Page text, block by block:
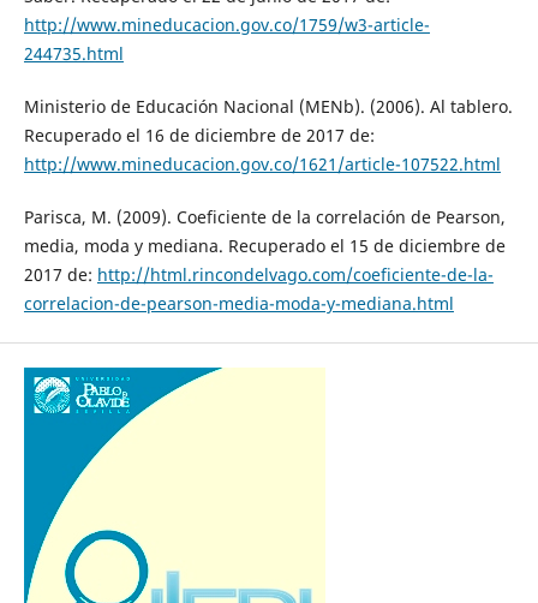
http://www.mineducacion.gov.co/1759/w3-article-
244735.html
Ministerio de Educación Nacional (MENb). (2006). Al tablero.
Recuperado el 16 de diciembre de 2017 de:
http://www.mineducacion.gov.co/1621/article-107522.html
Parisca, M. (2009). Coeficiente de la correlación de Pearson,
media, moda y mediana. Recuperado el 15 de diciembre de
2017 de: http://html.rincondelvago.com/coeficiente-de-la-
correlacion-de-pearson-media-moda-y-mediana.html